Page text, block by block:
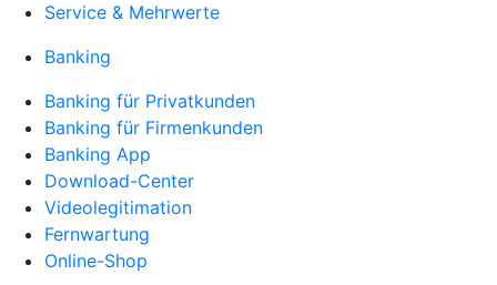
Service & Mehrwerte
Banking
Banking für Privatkunden
Banking für Firmenkunden
Banking App
Download-Center
Videolegitimation
Fernwartung
Online-Shop